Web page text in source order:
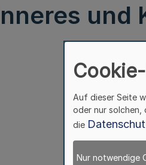
und
Auf dieser Seite
oder nur solchen,
die
Nur notwendige